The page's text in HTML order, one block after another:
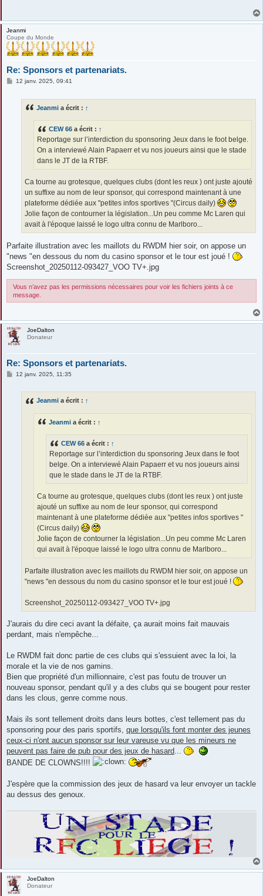
Jeanmi
Coupe du Monde
Re: Sponsors et partenariats.
M12 janv. 2025, 09:41
Jeanmi a écrit : ↑
CEW 66 a écrit : ↑
Reportage sur l’interdiction du sponsoring Jeux dans le foot belge.
On a interviewé Alain Papaerr et vu nos joueurs ainsi que le stade
dans le JT de la RTBF.
Ca tourne au grotesque, quelques clubs (dont les reux ) ont juste ajouté
un suffixe au nom de leur sponsor, qui correspond maintenant à une
plateforme dédiée aux "petites infos sportives "(Circus daily)
Jolie façon de contourner la législation...Un peu comme Mc Laren qui
avait à l'époque laissé le logo ultra connu de Marlboro...
Parfaite illustration avec les maillots du RWDM hier soir, on appose un
"news "en dessous du nom du casino sponsor et le tour est joué !
Screenshot_20250112-093427_VOO TV+.jpg
Vous n’avez pas les permissions nécessaires pour voir les fichiers joints à ce
message.
JoeDalton
Donateur
Re: Sponsors et partenariats.
M12 janv. 2025, 11:35
Jeanmi a écrit : ↑
Jeanmi a écrit : ↑
CEW 66 a écrit : ↑
Reportage sur l’interdiction du sponsoring Jeux dans le foot
belge. On a interviewé Alain Papaerr et vu nos joueurs ainsi
que le stade dans le JT de la RTBF.
Ca tourne au grotesque, quelques clubs (dont les reux ) ont juste
ajouté un suffixe au nom de leur sponsor, qui correspond
maintenant à une plateforme dédiée aux "petites infos sportives "
(Circus daily)
Jolie façon de contourner la législation...Un peu comme Mc Laren
qui avait à l'époque laissé le logo ultra connu de Marlboro...
Parfaite illustration avec les maillots du RWDM hier soir, on appose un
"news "en dessous du nom du casino sponsor et le tour est joué !
Screenshot_20250112-093427_VOO TV+.jpg
J'aurais du dire ceci avant la défaite, ça aurait moins fait mauvais
perdant, mais n'empêche...
Le RWDM fait donc partie de ces clubs qui s'essuient avec la loi, la
morale et la vie de nos gamins.
Bien que propriété d'un millionnaire, c'est pas foutu de trouver un
nouveau sponsor, pendant qu'il y a des clubs qui se bougent pour rester
dans les clous, genre comme nous.
Mais ils sont tellement droits dans leurs bottes, c'est tellement pas du
sponsoring pour des paris sportifs, que lorsqu'ils font monter des jeunes
ceux-ci n'ont aucun sponsor sur leur vareuse vu que les mineurs ne
peuvent pas faire de pub pour des jeux de hasard...
BANDE DE CLOWNS!!!!
J'espère que la commission des jeux de hasard va leur envoyer un tackle
au dessus des genoux.
JoeDalton
Donateur